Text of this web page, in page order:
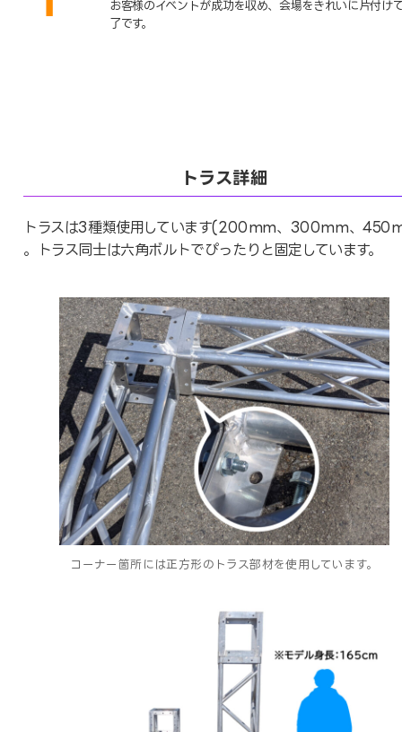
お客様のイベントが成功を収め、会場をきれいに片付け
了です。
トラス詳細
トラスは3種類使用しています(200mm、300mm、
。トラス同士は六角ボルトでぴったりと固定しています。
コーナー箇所には正方形のトラス部材を使用しています。